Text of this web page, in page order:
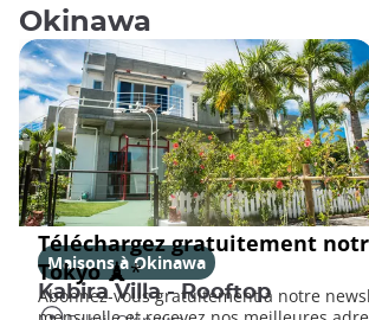
Okinawa
Maisons à Okinawa
Kabira Villa - Rooftop